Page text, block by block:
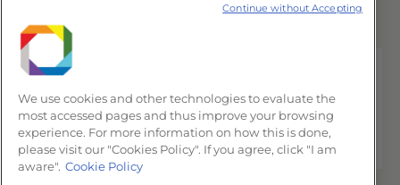
We use cookies and other technologies to evaluate the
most accessed pages and thus improve your browsing
experience. For more information on how this is done,
please visit our "Cookies Policy". If you agree, click "I am
aware". Cookie Policy
Continue without Accepting